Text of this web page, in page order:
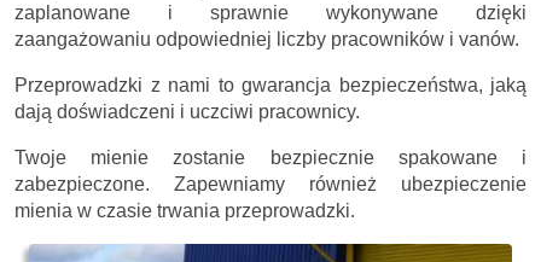
zaplanowane i sprawnie wykonywane dzięki
zaangażowaniu odpowiedniej liczby pracowników i vanów.
Przeprowadzki z nami to gwarancja bezpieczeństwa, jaką
dają doświadczeni i uczciwi pracownicy.
Twoje mienie zostanie bezpiecznie spakowane i
zabezpieczone. Zapewniamy również ubezpieczenie
mienia w czasie trwania przeprowadzki.